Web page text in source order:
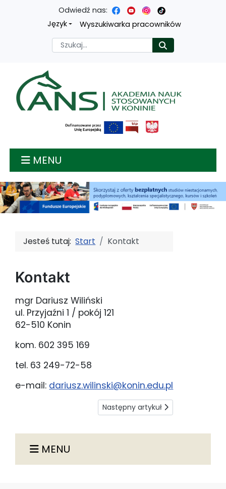
Przejdź
treści
głównej
Przejdź
menu
nawigacyjnego
Przejdź
wyszukiwarki
Przejdź
mapy
strony
Odwiedź nas:
Język
Wyszukiwarka pracowników
Szukaj
Akademia nauk
MENU
MENU
Jesteś tutaj:Start Kontakt
Kontakt
mgr Dariusz Wiliński
ul. Przyjaźni 1 / pokój 121
62-510 Konin
kom. 602 395 169
tel. 63 249-72-58
e-mail: dariusz.wilinski@konin.edu.pl
Następny artykuł: Oferta
Następny artykuł